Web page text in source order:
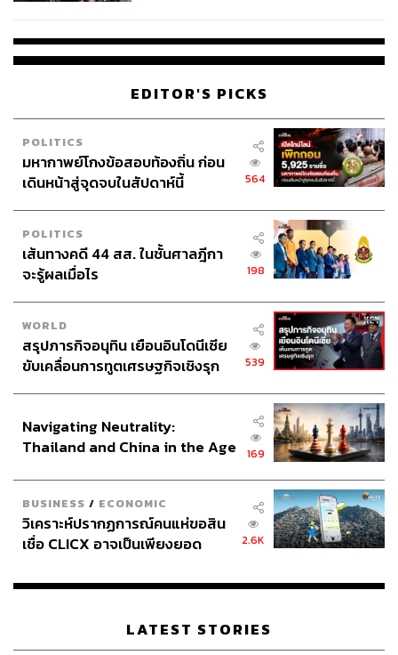
EDITOR'S PICKS
POLITICS
มหากาพย์โกงข้อสอบท้องถิ่น ก่อน
เดินหน้าสู่จุดจบในสัปดาห์นี้
564
POLITICS
เส้นทางคดี 44 สส. ในชั้นศาลฎีกา
จะรู้ผลเมื่อไร
198
WORLD
สรุปภารกิจอนุทิน เยือนอินโดนีเซีย
ขับเคลื่อนการทูตเศรษฐกิจเชิงรุก
539
Navigating Neutrality:
Thailand and China in the Age
169
BUSINESS / ECONOMIC
วิเคราะห์ปรากฏการณ์คนแห่ขอสิน
เชื่อ CLICX อาจเป็นเพียงยอด
เรือนไทยที่ถูกซุกไว้
2.6K
LATEST STORIES